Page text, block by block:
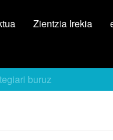
Zientzia Irekia
buruz